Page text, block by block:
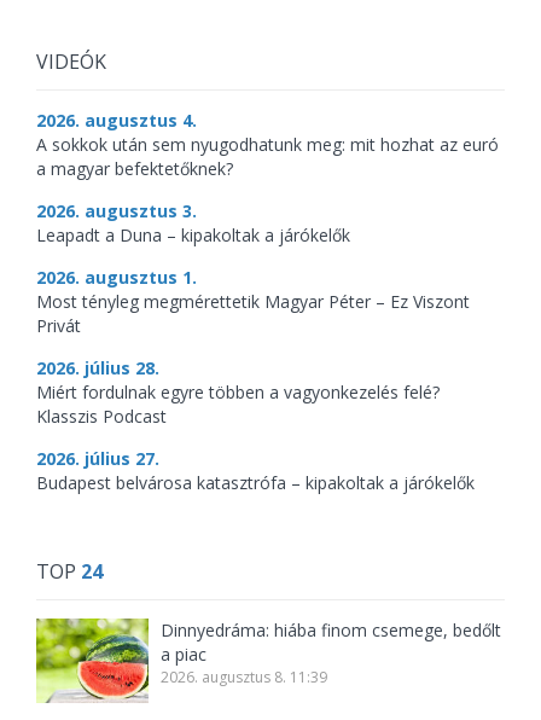
VIDEÓK
2026. augusztus 4.
A sokkok után sem nyugodhatunk meg: mit hozhat az euró
a magyar befektetőknek?
2026. augusztus 3.
Leapadt a Duna – kipakoltak a járókelők
2026. augusztus 1.
Most tényleg megmérettetik Magyar Péter – Ez Viszont
Privát
2026. július 28.
Miért fordulnak egyre többen a vagyonkezelés felé?
Klasszis Podcast
2026. július 27.
Budapest belvárosa katasztrófa – kipakoltak a járókelők
TOP 24
Dinnyedráma: hiába finom csemege, bedőlt
a piac
2026. augusztus 8. 11:39